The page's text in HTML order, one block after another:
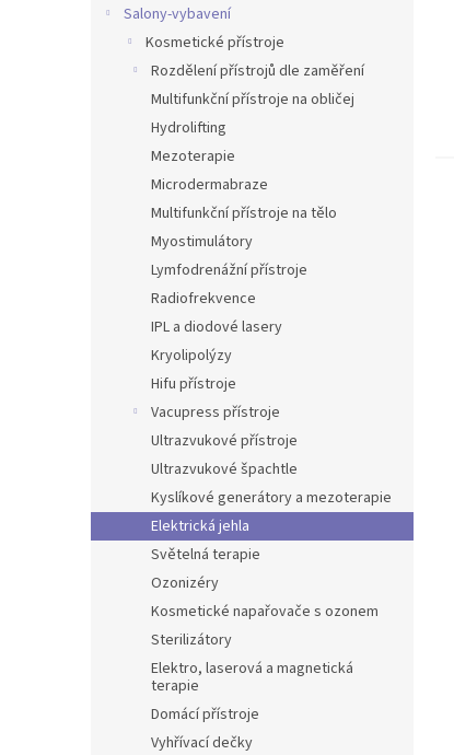
Salony-vybavení
Kosmetické přístroje
Rozdělení přístrojů dle zaměření
Multifunkční přístroje na obličej
Hydrolifting
Mezoterapie
Microdermabraze
Multifunkční přístroje na tělo
Myostimulátory
Lymfodrenážní přístroje
Radiofrekvence
IPL a diodové lasery
Kryolipolýzy
Hifu přístroje
Vacupress přístroje
Ultrazvukové přístroje
Ultrazvukové špachtle
Kyslíkové generátory a mezoterapie
Elektrická jehla
Světelná terapie
Ozonizéry
Kosmetické napařovače s ozonem
Sterilizátory
Elektro, laserová a magnetická
terapie
Domácí přístroje
Vyhřívací dečky